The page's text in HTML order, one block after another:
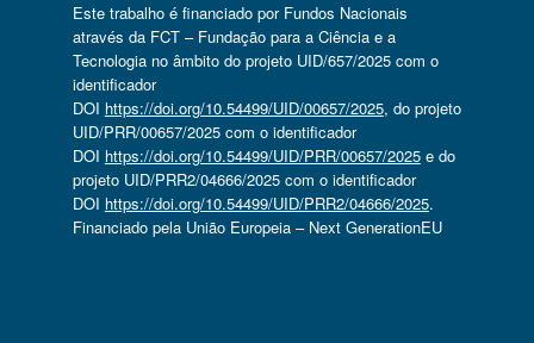
Este trabalho é financiado por Fundos Nacionais
através da FCT – Fundação para a Ciência e a
Tecnologia no âmbito do projeto UID/657/2025 com o
identificador
DOI https://doi.org/10.54499/UID/00657/2025, do projeto
UID/PRR/00657/2025 com o identificador
DOI https://doi.org/10.54499/UID/PRR/00657/2025e do
projeto UID/PRR2/04666/2025 com o identificador
DOI https://doi.org/10.54499/UID/PRR2/04666/2025.
Financiado pela União Europeia – Next GenerationEU